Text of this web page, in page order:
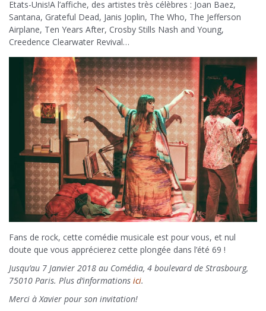
Etats-Unis!A l’affiche, des artistes très célèbres : Joan Baez,
Santana, Grateful Dead, Janis Joplin, The Who, The Jefferson
Airplane, Ten Years After, Crosby Stills Nash and Young,
Creedence Clearwater Revival…
Fans de rock, cette comédie musicale est pour vous, et nul
doute que vous apprécierez cette plongée dans l’été 69 !
Jusqu’au 7 Janvier 2018 au Comédia, 4 boulevard de Strasbourg,
75010 Paris. Plus d’informations ici.
Merci à Xavier pour son invitation!